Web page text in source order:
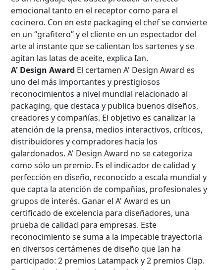
emocional tanto en el receptor como para el
cocinero. Con en este packaging el chef se convierte
en un “grafitero” y el cliente en un espectador del
arte al instante que se calientan los sartenes y se
agitan las latas de aceite, explica Ian.
A' Design Award El certamen A' Design Award es
uno del más importantes y prestigiosos
reconocimientos a nivel mundial relacionado al
packaging, que destaca y publica buenos diseños,
creadores y compañías. El objetivo es canalizar la
atención de la prensa, medios interactivos, críticos,
distribuidores y compradores hacia los
galardonados. A' Design Award no se categoriza
como sólo un premio. Es el indicador de calidad y
perfección en diseño, reconocido a escala mundial y
que capta la atención de compañías, profesionales y
grupos de interés. Ganar el A' Award es un
certificado de excelencia para diseñadores, una
prueba de calidad para empresas. Este
reconocimiento se suma a la impecable trayectoria
en diversos certámenes de diseño que Ian ha
participado: 2 premios Latampack y 2 premios Clap.